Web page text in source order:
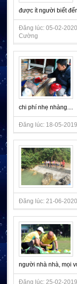
được ít người biết
Đăng lúc: 05-02-
Cường
chi phí nhẹ nhàng....
Đăng lúc: 18-05-
Đăng lúc: 21-06-
người nhà nhà, mọi
Đăng lúc: 25-02-